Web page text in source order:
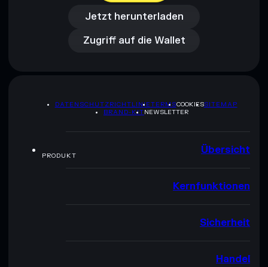
Jetzt herunterladen
Zugriff auf die Wallet
Zugriff auf die Wallet
DATENSCHUTZRICHTLINIETERMSCOOKIESSITEMAP
BRAND-KITNEWSLETTER
PRODUKT Übersicht
Kernfunktionen
Sicherheit
Handel